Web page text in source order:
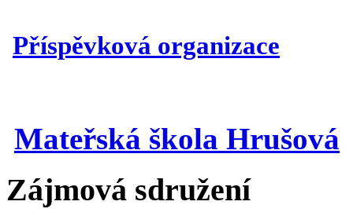
Příspěvková organizace
Mateřská škola Hrušová
Zájmová sdružení